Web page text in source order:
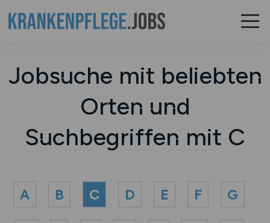
Jobsuche mit beliebten
Orten und
Suchbegriffen mit C
A B C D E F G